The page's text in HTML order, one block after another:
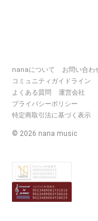
nanaについて
お問い合わ
コミュニティガイドライン
よくある質問
運営会社
プライバシーポリシー
特定商取引法に基づく表示
© 2026 nana music